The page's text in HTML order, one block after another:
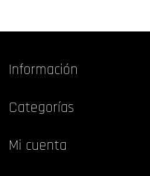
Información
Categorías
Mi cuenta